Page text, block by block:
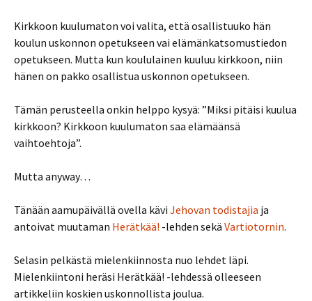
Kirkkoon kuulumaton voi valita, että osallistuuko hän
koulun uskonnon opetukseen vai elämänkatsomustiedon
opetukseen. Mutta kun koululainen kuuluu kirkkoon, niin
hänen on pakko osallistua uskonnon opetukseen.
Tämän perusteella onkin helppo kysyä: ”Miksi pitäisi kuulua
kirkkoon? Kirkkoon kuulumaton saa elämäänsä
vaihtoehtoja”.
Mutta anyway…
Tänään aamupäivällä ovella kävi Jehovan todistajia ja
antoivat muutaman Herätkää! -lehden sekä Vartiotornin.
Selasin pelkästä mielenkiinnosta nuo lehdet läpi.
Mielenkiintoni heräsi Herätkää! -lehdessä olleeseen
artikkeliin koskien uskonnollista joulua.